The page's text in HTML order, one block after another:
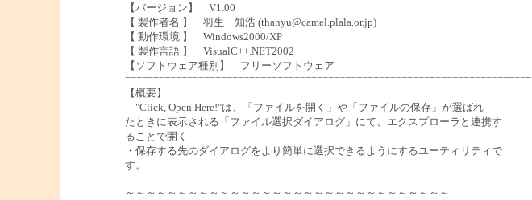
【バージョン】 V1.00
【 製作者名 】 羽生 知浩 (thanyu@camel.plala.or.jp)
【 動作環境 】 Windows2000/XP
【 製作言語 】 VisualC++.NET2002
【ソフトウェア種別】 フリーソフトウェア
========================================================================
【概要】
"Click, Open Here!"は、「ファイルを開く」や「ファイルの保存」が選ばれ
たときに表示される「ファイル選択ダイアログ」にて、エクスプローラと連携す
ることで開く
・保存する先のダイアログをより簡単に選択できるようにするユーティリティで
す。
～～～～～～～～～～～～～～～～～～～～～～～～～～～～～～～